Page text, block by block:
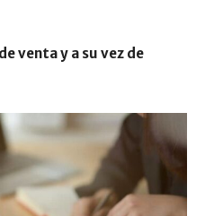
venta y a su vez de